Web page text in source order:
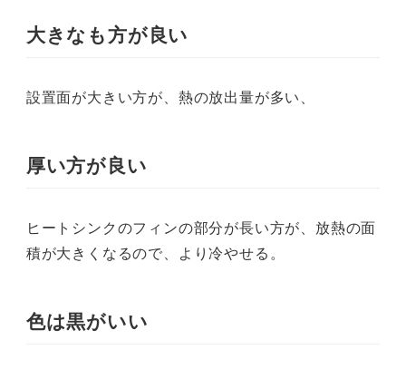
大きなも方が良い
設置面が大きい方が、熱の放出量が多い、
厚い方が良い
ヒートシンクのフィンの部分が長い方が、放熱の面
積が大きくなるので、より冷やせる。
色は黒がいい